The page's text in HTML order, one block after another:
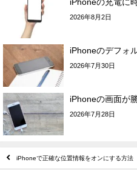
iPhoneの充電に
2026年8月2日
iPhoneのデフォ
2026年7月30日
iPhoneの画面が
2026年7月28日
iPhoneで正確な位置情報をオンにする方法